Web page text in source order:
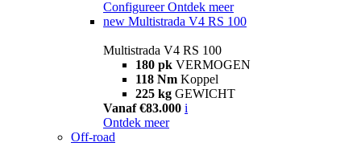
Configureer Ontdek meer
new Multistrada V4 RS 100
Multistrada V4 RS 100
180 pk VERMOGEN
118 Nm Koppel
225 kg GEWICHT
Vanaf €83.000 i
Ontdek meer
Off-road